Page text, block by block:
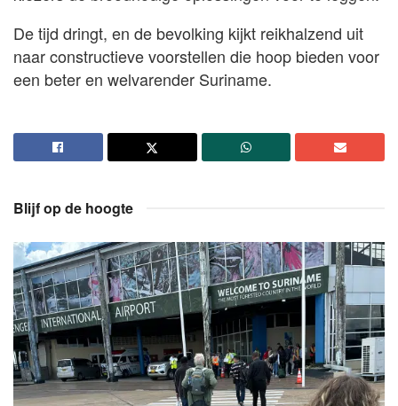
De tijd dringt, en de bevolking kijkt reikhalzend uit
naar constructieve voorstellen die hoop bieden voor
een beter en welvarender Suriname.
Blijf op de hoogte